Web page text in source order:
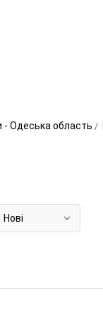
- Одеська область
Нові